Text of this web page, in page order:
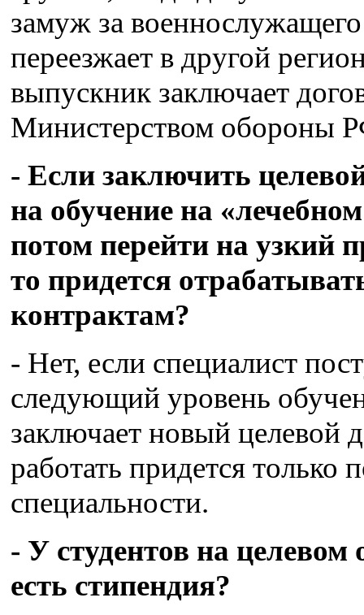
замуж за
переезжает в другой
выпускник заключает
Министерством обороны
- Если заключить
на обучение на
потом перейти на узкий
то придется
контрактам?
- Нет, если специалист
следующий уровень
заключает новый целевой
работать придется только
специальности.
- У студентов на целевом
есть стипендия?